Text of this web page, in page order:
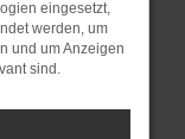
ein
dazu
nicht mehr
eingesetzt,
werden, um
und um Anzeigen
sind.